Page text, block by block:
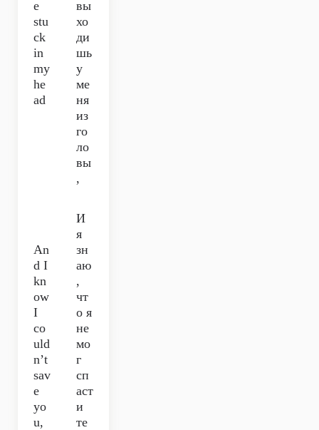
e
stu
ck
in
my
he
ad
вы
хо
ди
шь
у
ме
ня
из
го
ло
вы
,
An
d I
kn
ow
I
co
uld
n’t
sav
e
yo
u,
И
я
зн
аю
,
чт
о я
не
мо
г
сп
аст
и
те